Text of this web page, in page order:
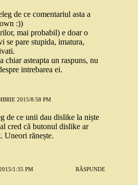
de ce comentariul asta a
:))
mai probabil) e doar o
se pare stupida, imatura,
chiar asteapta un raspuns, nu
intrebarea ei.
2015/8:58 PM
de ce unii dau dislike la niște
cred că butonul dislike ar
Uneori rănește.
1:35 PM RĂSPUNDE